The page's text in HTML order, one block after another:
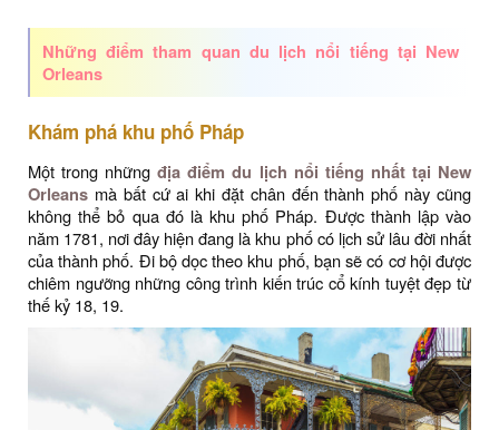
Những điểm tham quan du lịch nổi tiếng tại New
Orleans
Khám phá khu phố Pháp
Một trong nhữngđịa điểm du lịch nổi tiếng nhất tại New
Orleans mà bất cứ ai khi đặt chân đến thành phố này cũng
không thể bỏ qua đó là khu phố Pháp. Được thành lập vào
năm 1781, nơi đây hiện đang là khu phố có lịch sử lâu đời nhất
của thành phố. Đi bộ dọc theo khu phố, bạn sẽ có cơ hội được
chiêm ngưỡng những công trình kiến trúc cổ kính tuyệt đẹp từ
thế kỷ 18, 19.